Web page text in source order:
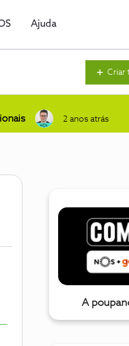
Ajuda
Criar
2 anos atrás
A